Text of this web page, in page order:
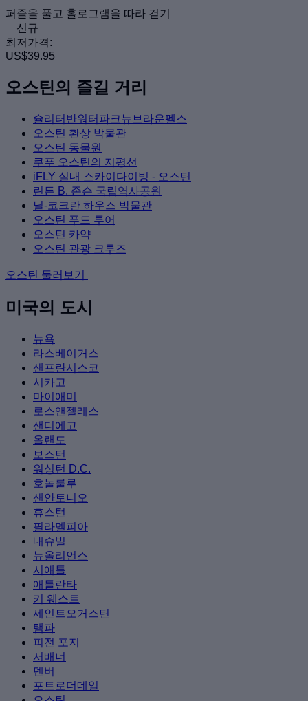
퍼즐을 풀고 홀로그램을 따라 걷기
신규
최저가격:
US$39.95
오스틴의 즐길 거리
슐리터반워터파크뉴브라운펠스
오스틴 환상 박물관
오스틴 동물원
쿠푸 오스틴의 지평선
iFLY 실내 스카이다이빙 - 오스틴
린든 B. 존슨 국립역사공원
닐-코크란 하우스 박물관
오스틴 푸드 투어
오스틴 카약
오스틴 관광 크루즈
오스틴 둘러보기
미국의 도시
뉴욕
라스베이거스
샌프란시스코
시카고
마이애미
로스앤젤레스
샌디에고
올랜도
보스턴
워싱턴 D.C.
호놀룰루
샌안토니오
휴스턴
필라델피아
내슈빌
뉴올리언스
시애틀
애틀란타
키 웨스트
세인트오거스틴
탬파
피전 포지
서배너
덴버
포트로더데일